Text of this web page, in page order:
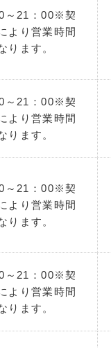
～21：00※契
より営業時間
ります。
～21：00※契
より営業時間
ります。
～21：00※契
より営業時間
ります。
～21：00※契
より営業時間
ります。